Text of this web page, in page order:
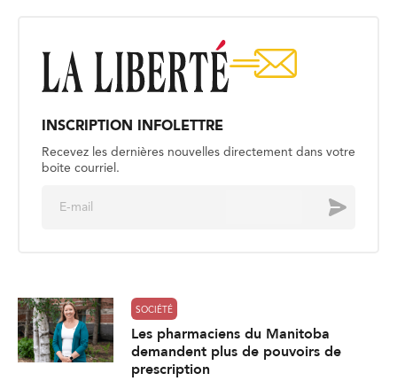
INSCRIPTION INFOLETTRE
Recevez les dernières nouvelles directement dans votre
boite courriel.
Envoyer
SOCIÉTÉ
Les pharmaciens du Manitoba
demandent plus de pouvoirs de
prescription